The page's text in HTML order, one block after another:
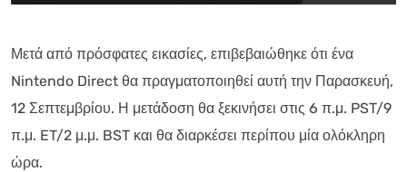
Μετά από πρόσφατες εικασίες, επιβεβαιώθηκε ότι ένα
Nintendo Direct θα πραγματοποιηθεί αυτή την Παρασκευή,
12 Σεπτεμβρίου. Η μετάδοση θα ξεκινήσει στις 6 π.μ. PST/9
π.μ. ET/2 μ.μ. BST και θα διαρκέσει περίπου μία ολόκληρη
ώρα.